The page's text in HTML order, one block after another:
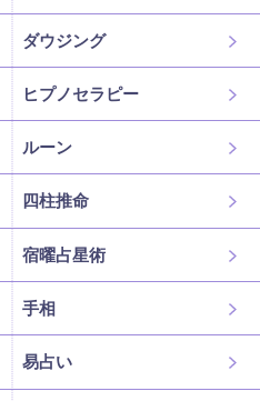
ダウジング
ヒプノセラピー
ルーン
四柱推命
宿曜占星術
手相
易占い